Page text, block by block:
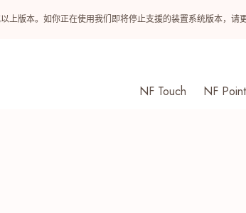
版本。如你正在使用我们即将停止支援的装置系统版本，请
NF Touch
NF